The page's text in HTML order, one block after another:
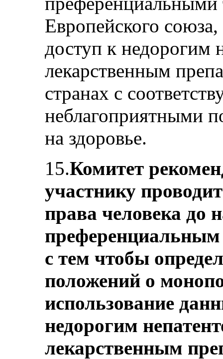
Европейского
доступ к недорогим
лекарственным
странах с
неблагоприятными
на здоровье.
15.Комитет
участнику
права человека до
с тем чтобы
положений о
использование
недорогим
лекарственным